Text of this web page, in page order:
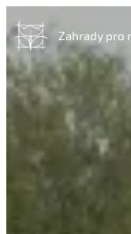
Zahrady pro